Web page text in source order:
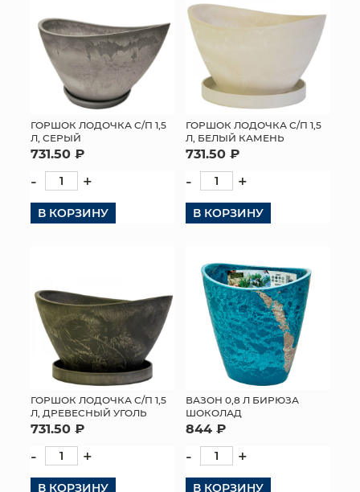
ГОРШОК ЛОДОЧКА С/П 1,5
Л, СЕРЫЙ
731.50 ₽
- +
В КОРЗИНУ
ГОРШОК ЛОДОЧКА С/П 1,5
Л, БЕЛЫЙ КАМЕНЬ
731.50 ₽
- +
В КОРЗИНУ
ГОРШОК ЛОДОЧКА С/П 1,5
Л, ДРЕВЕСНЫЙ УГОЛЬ
731.50 ₽
- +
В КОРЗИНУ
ВАЗОН 0,8 Л БИРЮЗА
ШОКОЛАД
844 ₽
- +
В КОРЗИНУ